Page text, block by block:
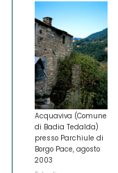
Acquaviva (Comune
di Badia Tedalda)
presso Parchiule di
Borgo Pace, agosto
2003